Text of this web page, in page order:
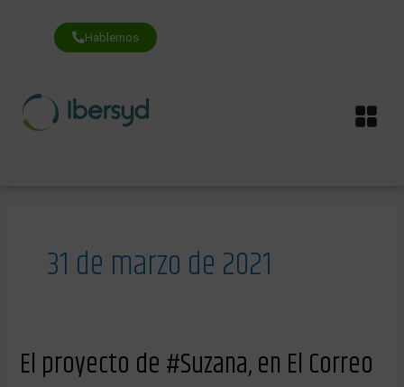
contenido
Hablemos
31 de marzo de 2021
El proyecto de #Suzana, en El Correo
El
proyecto